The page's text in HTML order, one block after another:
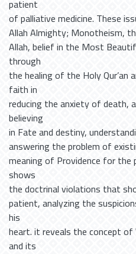
patient
of palliative medicine. These
Allah Almighty; Monotheism,
Allah, belief in the Most
through
the healing of the Holy
faith in
reducing the anxiety of death,
believing
in Fate and destiny,
answering the problem of
meaning of Providence for the
shows
the doctrinal violations that
patient, analyzing the
his
heart. it reveals the concept
and its